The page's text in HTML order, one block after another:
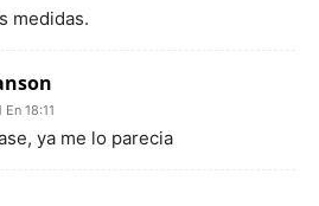
medidas.
18:11
ya me lo parecia